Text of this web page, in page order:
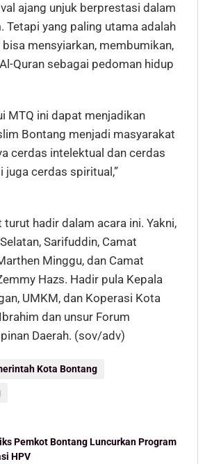
ajang unjuk berprestasi dalam
Tetapi yang paling utama adalah
mensyiarkan, membumikan,
Quran sebagai pedoman hidup
MTQ ini dapat menjadikan
Bontang menjadi masyarakat
cerdas intelektual dan cerdas
cerdas spiritual,”
hadir dalam acara ini. Yakni,
Sarifuddin, Camat
Minggu, dan Camat
Hazs. Hadir pula Kepala
UMKM, dan Koperasi Kota
dan unsur Forum
Daerah. (sov/adv)
Kota Bontang
Pemkot Bontang Luncurkan Program
HPV